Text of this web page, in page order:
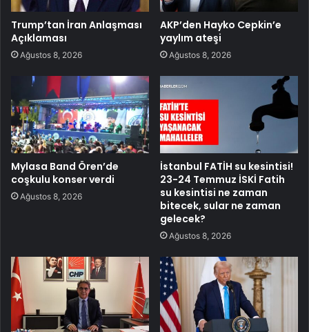
Trump’tan İran Anlaşması
Açıklaması
Ağustos 8, 2026
AKP’den Hayko Cepkin’e
yaylım ateşi
Ağustos 8, 2026
Mylasa Band Ören’de
coşkulu konser verdi
Ağustos 8, 2026
İstanbul FATİH su kesintisi!
23-24 Temmuz İSKİ Fatih
su kesintisi ne zaman
bitecek, sular ne zaman
gelecek?
Ağustos 8, 2026